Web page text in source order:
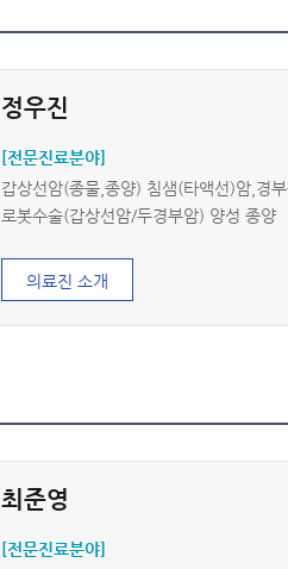
정우진
[전문진료분야]
갑상선암(종물,종양) 침샘(타액선)암,경
로봇수술(갑상선암/두경부암) 양성 종양
의료진 소개
최준영
[전문진료분야]